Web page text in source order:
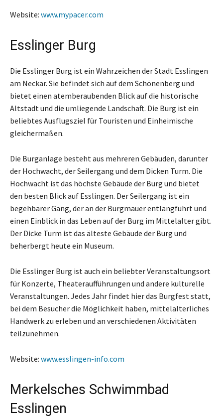
Website: www.mypacer.com
Esslinger Burg
Die Esslinger Burg ist ein Wahrzeichen der Stadt Esslingen
am Neckar. Sie befindet sich auf dem Schönenberg und
bietet einen atemberaubenden Blick auf die historische
Altstadt und die umliegende Landschaft. Die Burg ist ein
beliebtes Ausflugsziel für Touristen und Einheimische
gleichermaßen.
Die Burganlage besteht aus mehreren Gebäuden, darunter
der Hochwacht, der Seilergang und dem Dicken Turm. Die
Hochwacht ist das höchste Gebäude der Burg und bietet
den besten Blick auf Esslingen. Der Seilergang ist ein
begehbarer Gang, der an der Burgmauer entlangführt und
einen Einblick in das Leben auf der Burg im Mittelalter gibt.
Der Dicke Turm ist das älteste Gebäude der Burg und
beherbergt heute ein Museum.
Die Esslinger Burg ist auch ein beliebter Veranstaltungsort
für Konzerte, Theateraufführungen und andere kulturelle
Veranstaltungen. Jedes Jahr findet hier das Burgfest statt,
bei dem Besucher die Möglichkeit haben, mittelalterliches
Handwerk zu erleben und an verschiedenen Aktivitäten
teilzunehmen.
Website: www.esslingen-info.com
Merkelsches Schwimmbad
Esslingen